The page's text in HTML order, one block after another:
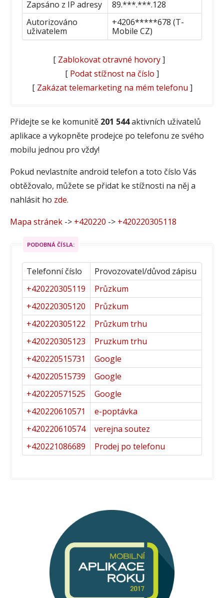
Zapsáno z IP adresy
89.***.***.128
Autorizováno
uživatelem
+4206*****678 (T-
Mobile CZ)
[ Zablokovat otravné hovory]
[ Podat stížnost na číslo ]
[ Zakázat telemarketing na mém telefonu ]
Přidejte se ke komunitě 201 544aktivních uživatelů
aplikace a vykopněte prodejce po telefonu ze svého
mobilu jednou pro vždy!
Pokud nevlastníte android telefon a toto číslo Vás
obtěžovalo, můžete se přidat ke stížnosti na něj a
nahlásit ho zde.
Mapa stránek -> +420220 -> +420220305118
PODOBNÁ ČÍSLA:
Telefonní číslo
Provozovatel/důvod zápisu
+420220305119
Průzkum
+420220305120
Průzkum
+420220305122
Průzkum trhu
+420220305123
Pruzkum trhu
+420220515731
Google
+420220515739
Google
+420220571525
Google
+420220610571
e-poptávka
+420220610574
verejna soutez
+420221086689
Prodej po telefonu